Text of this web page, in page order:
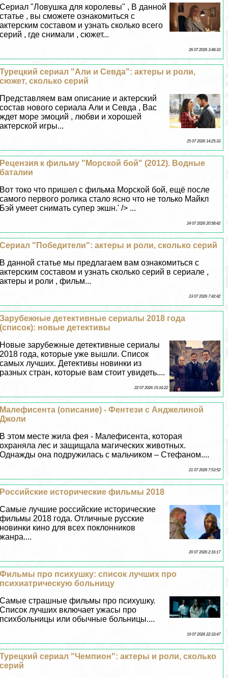
Сериал "Ловушка для королевы" , В данной
статье , вы сможете ознакомиться с
актерским составом и узнать сколько всего
серий , где снимали , сюжет...
26 07 2026 3:48:33
Турецкий сериал "Али и Севда": актеры и роли,
сюжет, сколько серий
Представляем вам описание и актерский
состав нового сериала Али и Севда , Вас
ждет море эмоций , любви и хорошей
актерской игры...
25 07 2026 14:25:33
Рецензия к фильму "Морской бой" (2012). Водные
баталии
Вот токо что пришел с фильма Морской бой, ещё после
самого первого ролика стало ясно что не только Майкл
Бэй умеет снимать супер экшн.' /> ...
24 07 2026 20:58:42
Сериал "Победители": актеры и роли, сколько серий
В данной статье мы предлагаем вам ознакомиться с
актерским составом и узнать сколько серий в сериале ,
актеры и роли , фильм...
23 07 2026 7:42:42
Зарубежные детективные сериалы 2018 года
(список): новые детективы
Новые зарубежные детективные сериалы
2018 года, которые уже вышли. Список
самых лучших. Детективы новинки из
разных стран, которые вам стоит увидеть....
22 07 2026 15:16:22
Малефисента (описание) - Фентези c Анджелиной
Джоли
В этом месте жила фея - Малефисента, которая
охраняла лес и защищала магических животных.
Однажды она подружилась с мальчиком – Стефаном....
21 07 2026 7:53:52
Российские исторические фильмы 2018
Самые лучшие российские исторические
фильмы 2018 года. Отличные русские
новинки кино для всех поклонников
жанра....
20 07 2026 2:16:17
Фильмы про психушку: список лучших про
психиатрическую больницу
Самые страшные фильмы про психушку.
Список лучших включает ужасы про
психбольницы или обычные больницы....
19 07 2026 22:33:47
Турецкий сериал "Чемпион": актеры и роли, сколько
серий